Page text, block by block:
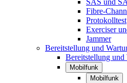
Fibre-
Protokolltest
Exerciser
Jammer
Bereitstellung und
Bereitstellung
Mobilfunk
Mobilfunk